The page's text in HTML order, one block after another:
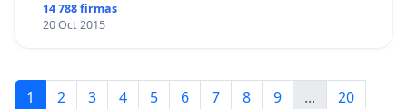
14 788 firmas
20 Oct 2015
1 2 3 4 5 6 7 8 9 ...
20